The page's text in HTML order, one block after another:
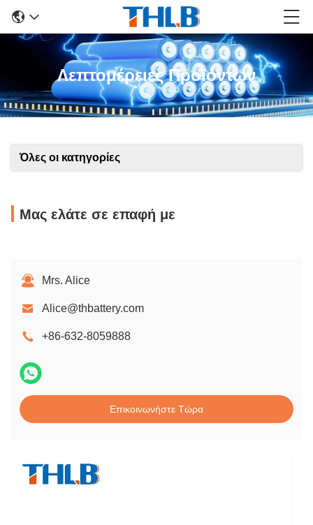
Λεπτομέρειες Προϊόντων
Όλες οι κατηγορίες
Μας ελάτε σε επαφή με
Mrs. Alice
Alice@thbattery.com
+86-632-8059888
Επικοινωνήστε Τώρα